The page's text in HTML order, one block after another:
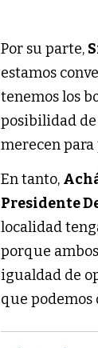
Por su parte,
estamos
tenemos los
posibilidad
merecen para
En tanto,
Presidente
localidad
porque
igualdad de
que podemos